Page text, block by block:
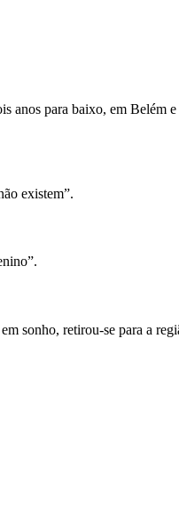
anos para baixo, em Belém
existem”.
sonho, retirou-se para a